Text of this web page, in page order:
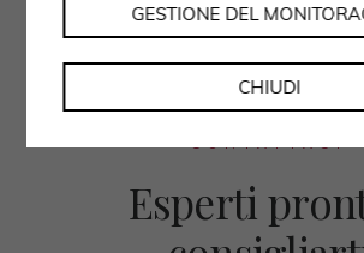
CONTATTACI
Esperti
CHIUDI
GESTIONE DEL